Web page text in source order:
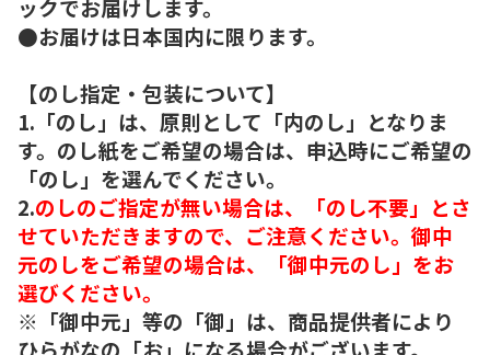
ックでお届けします。
●お届けは日本国内に限ります。
【のし指定・包装について】
1.「のし」は、原則として「内のし」となりま
す。のし紙をご希望の場合は、申込時にご希望の
「のし」を選んでください。
2.のしのご指定が無い場合は、「のし不要」とさ
せていただきますので、ご注意ください。御中
元のしをご希望の場合は、「御中元のし」をお
選びください。
※「御中元」等の「御」は、商品提供者により
ひらがなの「お」になる場合がございます。